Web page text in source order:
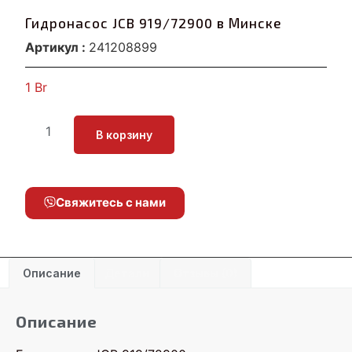
Гидронасос JCB 919/72900 в Минске
Артикул : 241208899
1 Br
В корзину
Свяжитесь с нами
Описание
Описание